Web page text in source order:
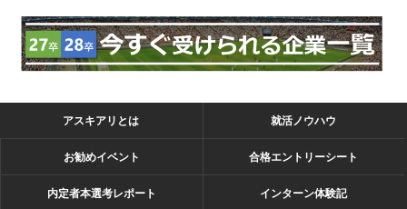
アスキアリとは 就活ノウハウ
お勧めイベント 合格エントリーシート
内定者本選考レポート インターン体験記